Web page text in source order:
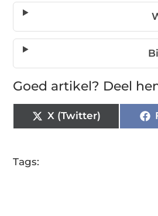
Goed artikel? Deel
X (Twitter)
Tags: